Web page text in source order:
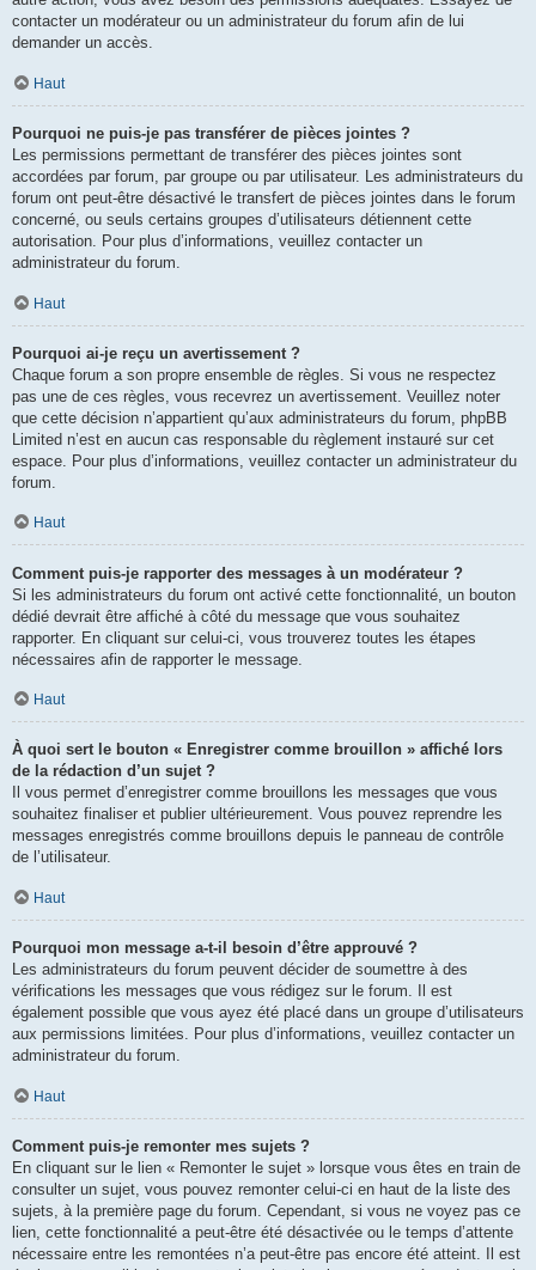
contacter un modérateur ou un administrateur du forum afin de lui
demander un accès.
Haut
Pourquoi ne puis-je pas transférer de pièces jointes ?
Les permissions permettant de transférer des pièces jointes sont
accordées par forum, par groupe ou par utilisateur. Les administrateurs du
forum ont peut-être désactivé le transfert de pièces jointes dans le forum
concerné, ou seuls certains groupes d’utilisateurs détiennent cette
autorisation. Pour plus d’informations, veuillez contacter un
administrateur du forum.
Haut
Pourquoi ai-je reçu un avertissement ?
Chaque forum a son propre ensemble de règles. Si vous ne respectez
pas une de ces règles, vous recevrez un avertissement. Veuillez noter
que cette décision n’appartient qu’aux administrateurs du forum, phpBB
Limited n’est en aucun cas responsable du règlement instauré sur cet
espace. Pour plus d’informations, veuillez contacter un administrateur du
forum.
Haut
Comment puis-je rapporter des messages à un modérateur ?
Si les administrateurs du forum ont activé cette fonctionnalité, un bouton
dédié devrait être affiché à côté du message que vous souhaitez
rapporter. En cliquant sur celui-ci, vous trouverez toutes les étapes
nécessaires afin de rapporter le message.
Haut
À quoi sert le bouton « Enregistrer comme brouillon » affiché lors
de la rédaction d’un sujet ?
Il vous permet d’enregistrer comme brouillons les messages que vous
souhaitez finaliser et publier ultérieurement. Vous pouvez reprendre les
messages enregistrés comme brouillons depuis le panneau de contrôle
de l’utilisateur.
Haut
Pourquoi mon message a-t-il besoin d’être approuvé ?
Les administrateurs du forum peuvent décider de soumettre à des
vérifications les messages que vous rédigez sur le forum. Il est
également possible que vous ayez été placé dans un groupe d’utilisateurs
aux permissions limitées. Pour plus d’informations, veuillez contacter un
administrateur du forum.
Haut
Comment puis-je remonter mes sujets ?
En cliquant sur le lien « Remonter le sujet » lorsque vous êtes en train de
consulter un sujet, vous pouvez remonter celui-ci en haut de la liste des
sujets, à la première page du forum. Cependant, si vous ne voyez pas ce
lien, cette fonctionnalité a peut-être été désactivée ou le temps d’attente
nécessaire entre les remontées n’a peut-être pas encore été atteint. Il est